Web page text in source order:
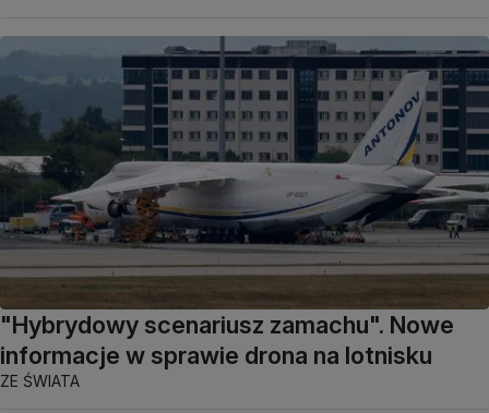
"Hybrydowy scenariusz zamachu". Nowe
informacje w sprawie drona na lotnisku
ZE ŚWIATA